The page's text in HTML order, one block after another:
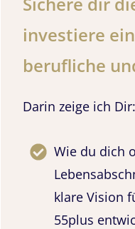
investiere
berufliche
Darin zeige ich Dir:
Wie du dich
klare Vision
55plus